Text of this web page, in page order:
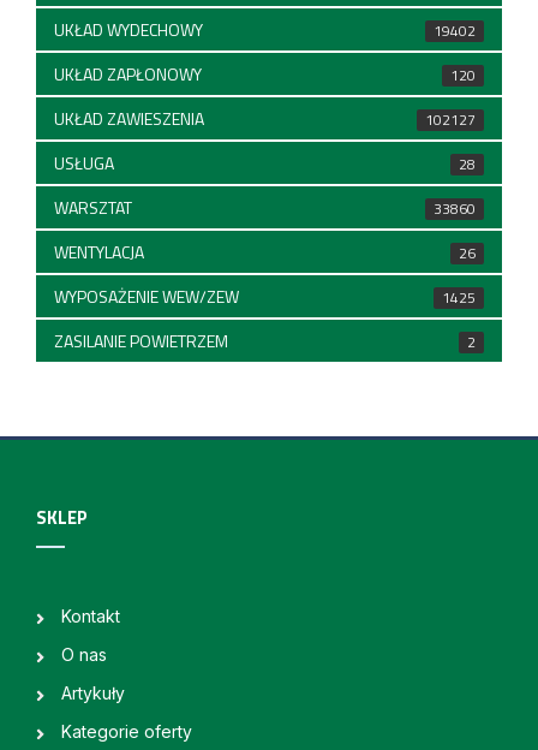
UKŁAD WYDECHOWY 19402
UKŁAD ZAPŁONOWY 120
UKŁAD ZAWIESZENIA 102127
USŁUGA 28
WARSZTAT 33860
WENTYLACJA 26
WYPOSAŻENIE WEW/ZEW 1425
ZASILANIE POWIETRZEM 2
SKLEP
Kontakt
O nas
Artykuły
Kategorie oferty